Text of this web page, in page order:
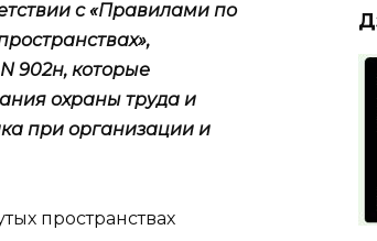
с «Правилами по
902н, которые
охраны труда и
при организации и